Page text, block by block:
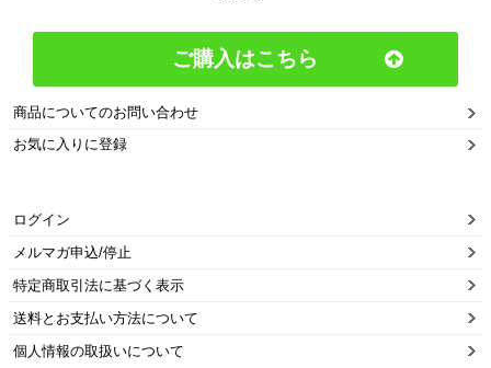
ご購入はこちら
商品についてのお問い合わせ
お気に入りに登録
ログイン
メルマガ申込/停止
特定商取引法に基づく表示
送料とお支払い方法について
個人情報の取扱いについて